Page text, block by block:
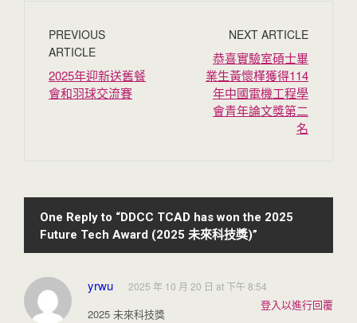
PREVIOUS
ARTICLE
2025年迎新送舊餐
會和羽球交流賽
NEXT ARTICLE
恭喜實驗室碩士畢
業生黃懷槿獲得114
年中國電機工程學
會青年論文獎第二
名
One Reply to “DDCC TCAD has won the 2025
Future Tech Award (2025 未來科技獎)”
yrwu 2025 年 10 月 20 日 at 下午 8:54
登入以進行回覆
2025 未來科技獎